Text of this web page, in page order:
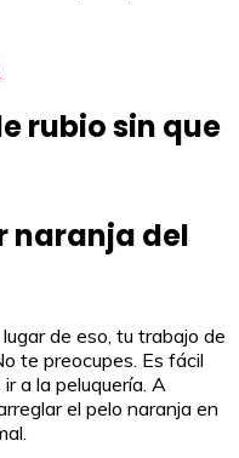
rubio sin que
naranja del
de eso, tu trabajo de
te preocupes. Es fácil
a la peluquería. A
el pelo naranja en